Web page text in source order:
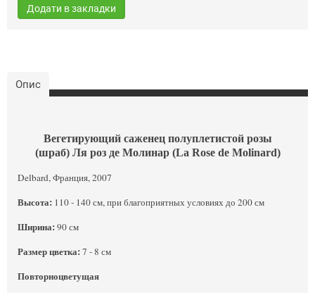
Додати в закладки
Опис
Вегетирующий саженец полуплетистой розы
(шраб) Ля роз де Молинар (La Rose de Molinard)
Delbard, Франция, 2007
Высота: 110 - 140 см, при благоприятных условиях до 200 см
Ширина:90 см
Размер цветка:7 - 8 см
Повторноцветущая